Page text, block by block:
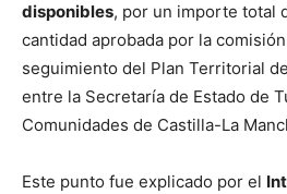
disponibles, por un importe total
cantidad aprobada por la
seguimiento del Plan Territorial
entre la Secretaría de Estado de
Comunidades de Castilla-La
Este punto fue explicado por el